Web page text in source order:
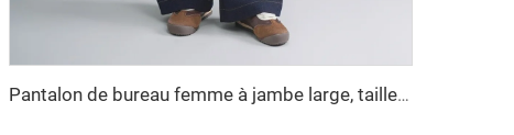
Pantalon de bureau femme à jambe large, taille haute, respirant, teinture unie, couleur unie, longue fermeture éclair, anti-froissage, ceinture à boucler